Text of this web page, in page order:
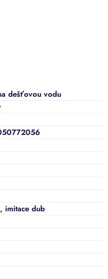
dešťovou vodu
, imitace dub